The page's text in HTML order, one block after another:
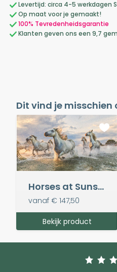
Levertijd: circa 4-5 werkdagen
Op maat voor je gemaakt!
100% Tevredenheidsgarantie
Klanten geven ons een 9,7
Dit vind je misschien
Horses at Sunset
vanaf € 147,50
Bekijk product